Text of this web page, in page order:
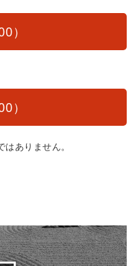
）
）
ありません。